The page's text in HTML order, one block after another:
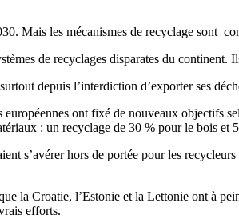
Mais les mécanismes de recyclage sont
de recyclages disparates du
depuis l’interdiction d’exporter ses
ont fixé de nouveaux objectifs
: un recyclage de 30 % pour le bois
s’avérer hors de portée pour les recycleurs
la Croatie, l’Estonie et la Lettonie ont à
efforts.